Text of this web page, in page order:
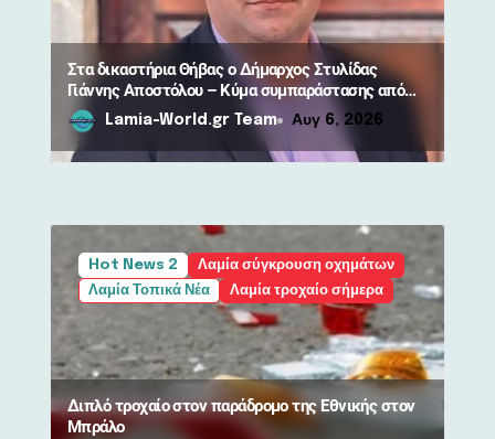
Στα δικαστήρια Θήβας ο Δήμαρχος Στυλίδας
Γιάννης Αποστόλου – Κύμα συμπαράστασης από
πολίτεςLamia-World.gr Team Αυγ 6, 2026
Hot News 2
Λαμία σύγκρουση οχημάτων
Λαμία Τοπικά Νέα
Λαμία τροχαίο σήμερα
Διπλό τροχαίο στον παράδρομο της Εθνικής στον
Μπράλο